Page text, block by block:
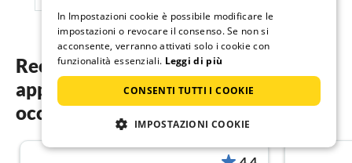
Recensioni degli ospiti dei nostri
appartamenti vacanza nello Jutland
occidentale
In Impostazioni cookie è possibile modificare le
impostazioni o revocare il consenso. Se non si
acconsente, verranno attivati solo i cookie con
funzionalità essenziali. Leggi di più
CONSENTI TUTTI I COOKIE
IMPOSTAZIONI COOKIE